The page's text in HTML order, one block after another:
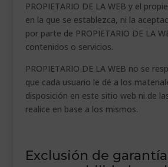
PROPIETARIO DE LA WEB y el
en la que se establezca, ni la
por parte de PROPIETARIO DE LA
contenidos o servicios.
PROPIETARIO DE LA WEB no se
que cada usuario le dé a los
disposición en este sitio web ni de
realice en base a los mismos.
Exclusión de